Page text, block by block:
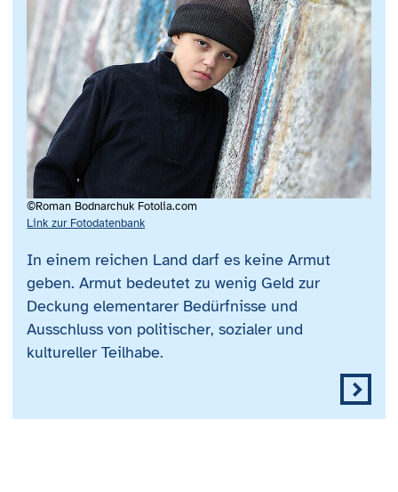
©Roman Bodnarchuk Fotolia.com
Link zur Fotodatenbank
In einem reichen Land darf es keine Armut
geben. Armut bedeutet zu wenig Geld zur
Deckung elementarer Bedürfnisse und
Ausschluss von politischer, sozialer und
kultureller Teilhabe.